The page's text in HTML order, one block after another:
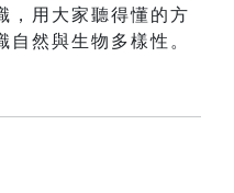
，用大家聽得懂的方
然與生物多樣性。